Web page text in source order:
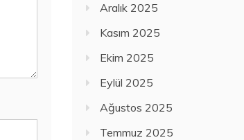
Aralık 2025
Kasım 2025
Ekim 2025
Eylül 2025
Ağustos 2025
Temmuz 2025